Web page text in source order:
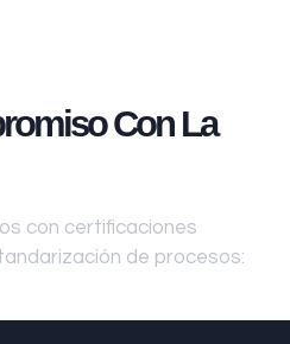
Con La
con certificaciones
de procesos: